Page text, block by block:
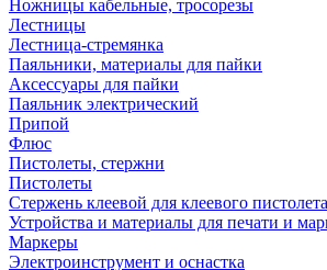
Ножницы кабельные, тросорезы
Лестницы
Лестница-стремянка
Паяльники, материалы для пайки
Аксессуары для пайки
Паяльник электрический
Припой
Флюс
Пистолеты, стержни
Пистолеты
Стержень клеевой для клеевого пистолета
Устройства и материалы для печати и
Маркеры
Электроинструмент и оснастка